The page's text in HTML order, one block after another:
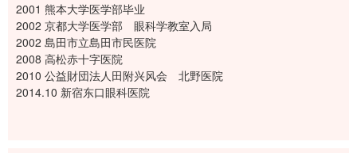
2001 熊本大学医学部毕业
2002 京都大学医学部 眼科学教室入局
2002 島田市立島田市民医院
2008 高松赤十字医院
2010 公益財団法人田附兴风会 北野医院
2014.10 新宿东口眼科医院